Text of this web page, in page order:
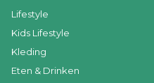
Lifestyle
Kids Lifestyle
Kleding
Eten & Drinken